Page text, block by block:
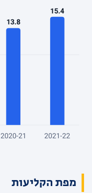
13.8
2020-21
15.4
2021-22
מפת הקליעות